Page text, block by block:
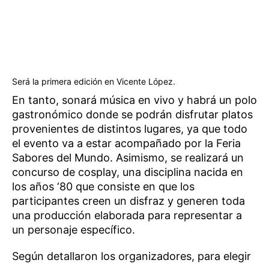
Será la primera edición en Vicente López.
En tanto, sonará música en vivo y habrá un polo
gastronómico donde se podrán disfrutar platos
provenientes de distintos lugares, ya que todo
el evento va a estar acompañado por la Feria
Sabores del Mundo. Asimismo, se realizará un
concurso de cosplay, una disciplina nacida en
los años ‘80 que consiste en que los
participantes creen un disfraz y generen toda
una producción elaborada para representar a
un personaje específico.
Según detallaron los organizadores, para elegir